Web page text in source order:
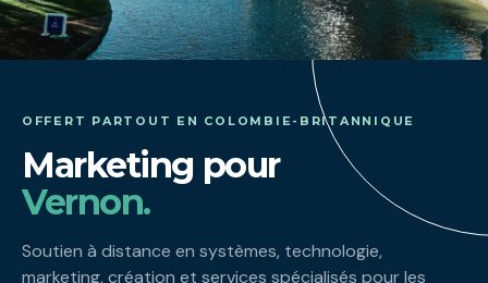
OFFERT PARTOUT EN COLOMBIE-BRITANNIQUE
Marketing pour
Vernon.
Soutien à distance en systèmes, technologie,
marketing, création et services spécialisés pour les